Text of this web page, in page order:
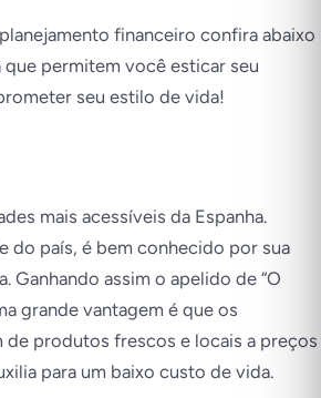
financeiro confira abaixo
que permitem você esticar seu
seu estilo de vida!
mais acessíveis da Espanha.
do país, é bem conhecido por sua
Ganhando assim o apelido de “O
grande vantagem é que os
de produtos frescos e locais a preços
para um baixo custo de vida.